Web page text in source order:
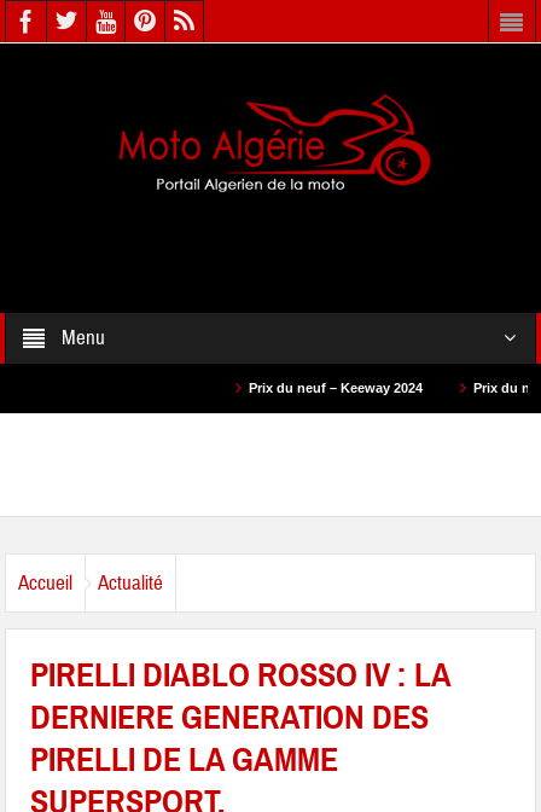
Menu
Prix du neuf – Keeway 2024 Prix du neuf – Benelli 2024 Prix
Accueil Actualité
PIRELLI DIABLO ROSSO IV : LA
DERNIERE GENERATION DES
PIRELLI DE LA GAMME
SUPERSPORT.